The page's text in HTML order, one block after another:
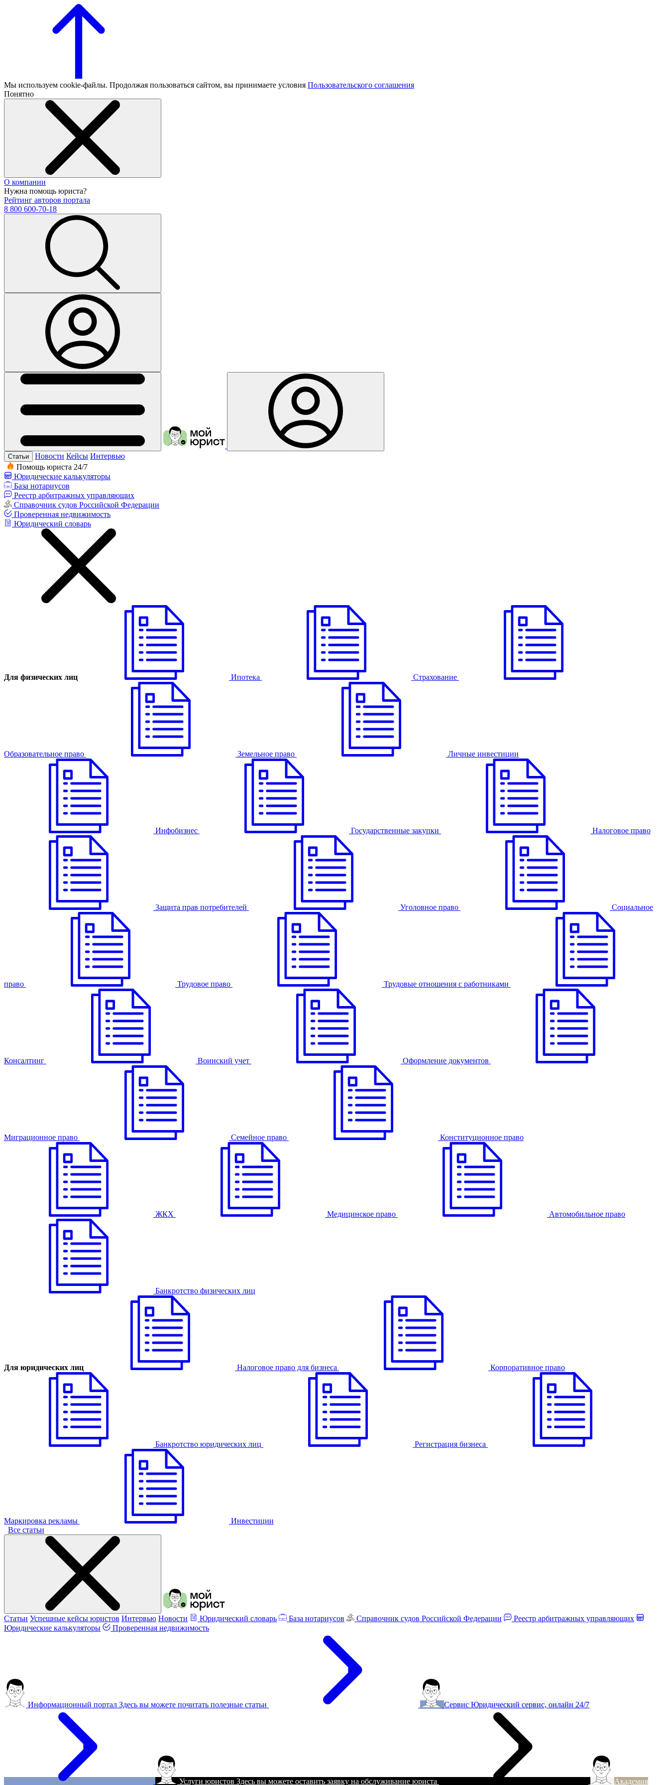
Мы используем cookie-файлы. Продолжая пользоваться сайтом, вы принимаете условия Пользовательского соглашения
Понятно
О компании
Нужна помощь юриста?
Рейтинг авторов портала
8 800 600-70-18
Статьи Новости Кейсы Интервью
Помощь юриста 24/7
Юридические калькуляторы
База нотариусов
Реестр арбитражных управляющих
Справочник судов Российской Федерации
Проверенная недвижимость
Юридический словарь
Для физических лиц Ипотека Страхование
Образовательное право Земельное право Личные инвестиции
Инфобизнес Государственные закупки Налоговое право
Защита прав потребителей Уголовное право Cоциальное
право Трудовое право Трудовые отношения с работниками
Консалтинг Воинский учет Оформление документов
Миграционное право Семейное право Конституционное право
ЖКХ Медицинское право Автомобильное право
Банкротство физических лиц
Для юридических лиц Налоговое право для бизнеса Корпоративное право
Банкротство юридических лиц Регистрация бизнеса
Маркировка рекламы
Инвестиции
Все статьи
Статьи Успешные кейсы юристов Интервью Новости Юридический словарь База нотариусов Справочник судов Российской Федерации
Реестр арбитражных управляющих
Юридические калькуляторы
Проверенная недвижимость
Информационный портал Здесь вы можете почитать полезные статьи Сервис Юридический сервис, онлайн 24/7
Услуги юристов Здесь вы можете оставить заявку на обслуживание юриста Академия